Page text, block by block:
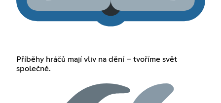
Příběhy hráčů mají vliv na dění – tvoříme svět
společně.